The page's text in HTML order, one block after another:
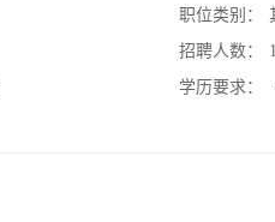
职位类别：
招聘人数：
1
学历要求：